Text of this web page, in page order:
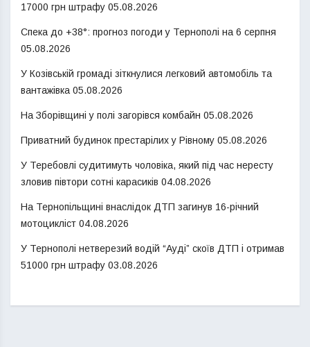
17000 грн штрафу 05.08.2026
Спека до +38°: прогноз погоди у Тернополі на 6 серпня
05.08.2026
У Козівській громаді зіткнулися легковий автомобіль та
вантажівка 05.08.2026
На Зборівщині у полі загорівся комбайн 05.08.2026
Приватний будинок престарілих у Рівному 05.08.2026
У Теребовлі судитимуть чоловіка, який під час нересту
зловив півтори сотні карасиків 04.08.2026
На Тернопільщині внаслідок ДТП загинув 16-річний
мотоцикліст 04.08.2026
У Тернополі нетверезий водій “Ауді” скоїв ДТП і отримав
51000 грн штрафу 03.08.2026